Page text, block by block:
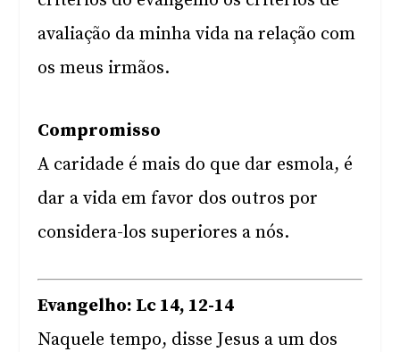
avaliação da minha vida na relação com
os meus irmãos.
Compromisso
A caridade é mais do que dar esmola, é
dar a vida em favor dos outros por
considera-los superiores a nós.
Evangelho: Lc 14, 12-14
Naquele tempo, disse Jesus a um dos